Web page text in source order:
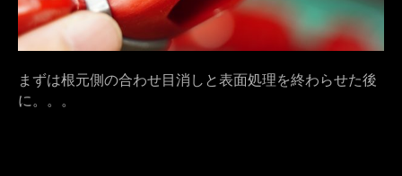
まずは根元側の合わせ目消しと表面処理を終わらせた後
に。。。